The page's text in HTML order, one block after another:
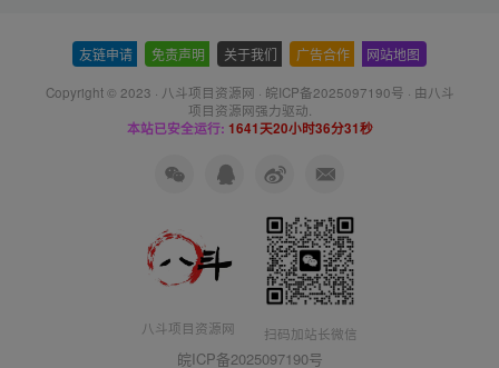
友链申请 免责声明 关于我们 广告合作 网站地图
Copyright © 2023 · 八斗项目资源网 · 皖ICP备2025097190号 · 由八斗
项目资源网强力驱动.
本站已安全运行: 1641天20小时36分31秒
八斗项目资源网 扫码加站长微信
皖ICP备2025097190号